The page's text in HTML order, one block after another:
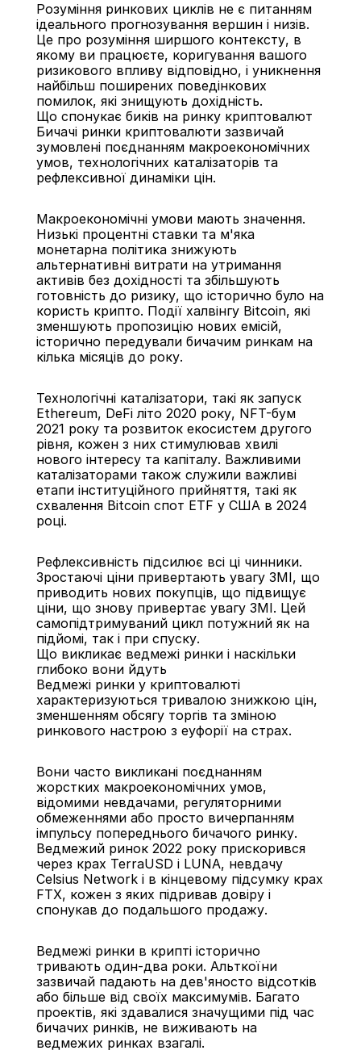
Розуміння ринкових циклів не є питанням
ідеального прогнозування вершин і низів.
Це про розуміння ширшого контексту, в
якому ви працюєте, коригування вашого
ризикового впливу відповідно, і уникнення
найбільш поширених поведінкових
помилок, які знищують дохідність.
Що спонукає биків на ринку криптовалют
Бичачі ринки криптовалюти зазвичай
зумовлені поєднанням макроекономічних
умов, технологічних каталізаторів та
рефлексивної динаміки цін.
Макроекономічні умови мають значення.
Низькі процентні ставки та м'яка
монетарна політика знижують
альтернативні витрати на утримання
активів без дохідності та збільшують
готовність до ризику, що історично було на
користь крипто. Події халвінгу Bitcoin, які
зменшують пропозицію нових емісій,
історично передували бичачим ринкам на
кілька місяців до року.
Технологічні каталізатори, такі як запуск
Ethereum, DeFi літо 2020 року, NFT-бум
2021 року та розвиток екосистем другого
рівня, кожен з них стимулював хвилі
нового інтересу та капіталу. Важливими
каталізаторами також служили важливі
етапи інституційного прийняття, такі як
схвалення Bitcoin спот ETF у США в 2024
році.
Рефлексивність підсилює всі ці чинники.
Зростаючі ціни привертають увагу ЗМІ, що
приводить нових покупців, що підвищує
ціни, що знову привертає увагу ЗМІ. Цей
самопідтримуваний цикл потужний як на
підйомі, так і при спуску.
Що викликає ведмежі ринки і наскільки
глибоко вони йдуть
Ведмежі ринки у криптовалюті
характеризуються тривалою знижкою цін,
зменшенням обсягу торгів та зміною
ринкового настрою з еуфорії на страх.
Вони часто викликані поєднанням
жорстких макроекономічних умов,
відомими невдачами, регуляторними
обмеженнями або просто вичерпанням
імпульсу попереднього бичачого ринку.
Ведмежий ринок 2022 року прискорився
через крах TerraUSD і LUNA, невдачу
Celsius Network і в кінцевому підсумку крах
FTX, кожен з яких підривав довіру і
спонукав до подальшого продажу.
Ведмежі ринки в крипті історично
тривають один-два роки. Альткоїни
зазвичай падають на дев'яносто відсотків
або більше від своїх максимумів. Багато
проектів, які здавалися значущими під час
бичачих ринків, не виживають на
ведмежих ринках взагалі.